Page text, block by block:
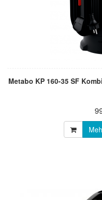
Metabo KP 160-35 SF